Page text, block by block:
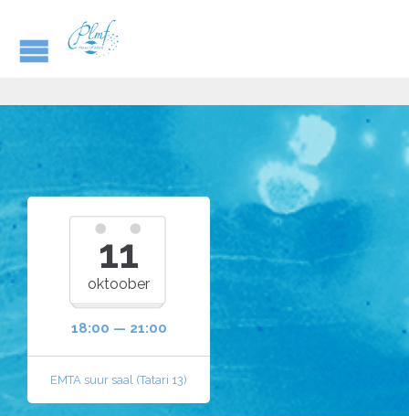
11
oktoober
18:00 — 21:00
EMTA suur saal (Tatari 13)